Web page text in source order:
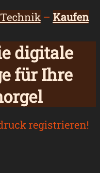
Technik– Kaufen
digitale
für Ihre
registrieren!